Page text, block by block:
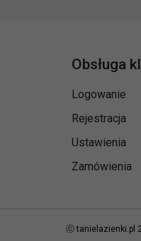
Obsługa
Logowanie
Rejestracja
Ustawienia
Zamówienia
ⓒ tanielazienki.pl